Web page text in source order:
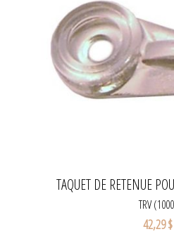
TAQUET DE RETENUE
TRV
42,29 $